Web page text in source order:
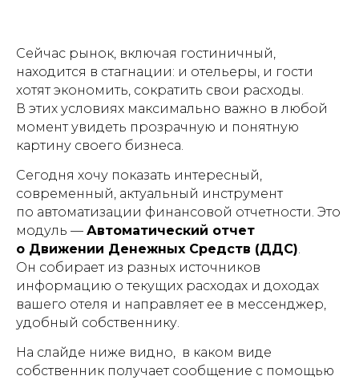
Сейчас рынок, включая гостиничный,
находится в стагнации: и отельеры, и гости
хотят экономить, со кратить свои расходы.
В этих условиях максимально важно в любой
момент увидеть прозрачную и понятную
картину своего бизнеса.
Сегодня хочу показать интересный,
современный, актуальный инструмент
по автоматизации финансовой отчетности. Это
модуль — Автоматический отчет
о Движении Денежных Средств (ДДС).
Он собирает из разных источников
информацию о текущих расходах и доходах
вашего отеля и направляет ее в мессенджер,
удобный собственнику.
На слайде ниже видно, в каком виде
собственник получает сообщение с помощью